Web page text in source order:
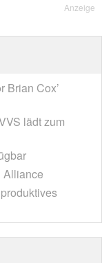
Anzeige
Brian Cox’
lädt zum
Alliance